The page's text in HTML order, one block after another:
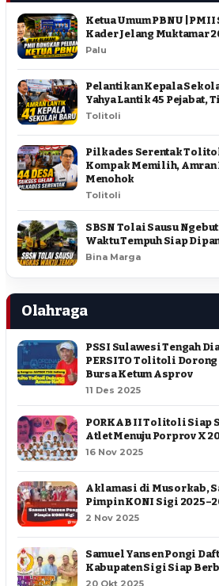
Ketua Umum PBNU |
Kader Jelang Muktamar
Palu
Pelantikan Kepala
Yahya Lantik 45 Pejabat,
Tolitoli
Pilkades Serentak
Kompak Memilih, Amran
Menohok
Tolitoli
SBSN Tolai Sausu
Waktu Tempuh Siap
Bina Marga
Olahraga
PSSI Sulawesi Tengah
PERSITO Tolitoli
Bursa Ketum Asprov
11 Des 2025
PORKAB II Tolitoli Siap
Atlet Menuju Porprov X
16 Nov 2025
Aklamasi di Musorkab,
Pimpin KONI Sigi
2 Nov 2025
Samuel Yansen Pongi
Kabupaten Sigi Siap
20 Okt 2025